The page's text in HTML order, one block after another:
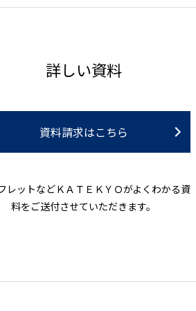
詳しい資料
資料請求はこちら
レットなどＫＡＴＥＫＹＯがよくわかる資
料をご送付させていただきます。